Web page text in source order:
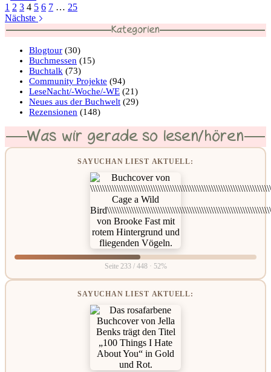
1 2 3 4 5 6 7 … 25
Nächste
Kategorien
Blogtour (30)
Buchmessen (15)
Buchtalk (73)
Community Projekte (94)
LeseNacht/-Woche/-WE (21)
Neues aus der Buchwelt (29)
Rezensionen (148)
Was wir gerade so lesen/hören
SAYUCHAN LIEST AKTUELL:
Seite 233 / 448 · 52%
SAYUCHAN LIEST AKTUELL: